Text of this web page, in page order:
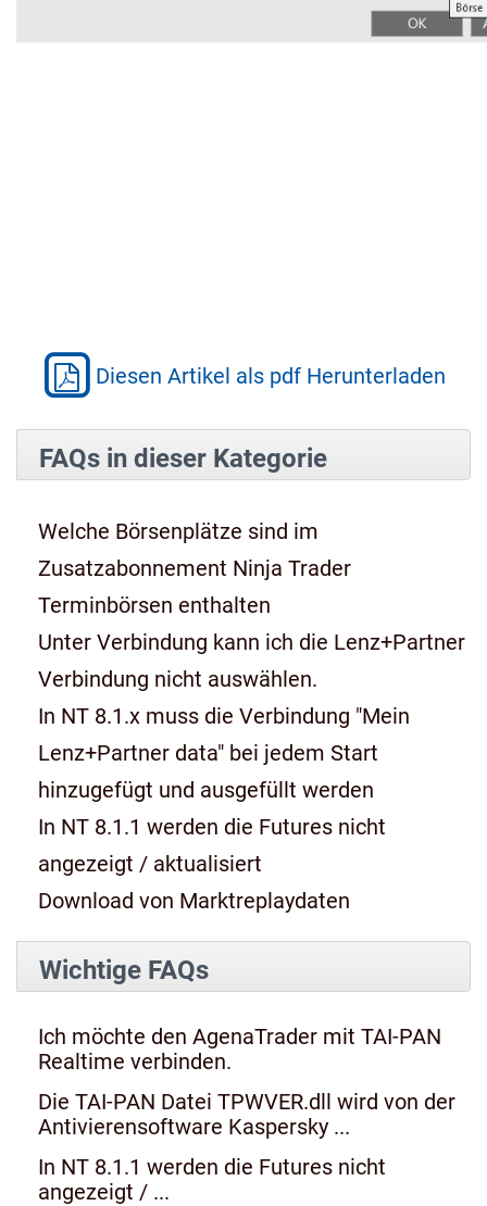
Diesen Artikel als pdf Herunterladen
FAQs in dieser Kategorie
Welche Börsenplätze sind im
Zusatzabonnement Ninja Trader
Terminbörsen enthalten
Unter Verbindung kann ich die Lenz+Partner
Verbindung nicht auswählen.
In NT 8.1.x muss die Verbindung "Mein
Lenz+Partner data" bei jedem Start
hinzugefügt und ausgefüllt werden
In NT 8.1.1 werden die Futures nicht
angezeigt / aktualisiert
Download von Marktreplaydaten
Wichtige FAQs
Ich möchte den AgenaTrader mit TAI-PAN
Realtime verbinden.
Die TAI-PAN Datei TPWVER.dll wird von der
Antivierensoftware Kaspersky ...
In NT 8.1.1 werden die Futures nicht
angezeigt / ...